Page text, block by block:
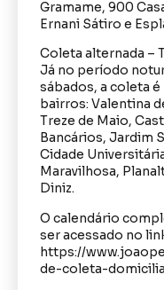
Gramame, 900
Ernani Sátiro e
Coleta alternada –
Já no período
sábados, a coleta
bairros: Valentina
Treze de Maio,
Bancários, Jardim
Cidade
Maravilhosa,
Diniz.
O calendário
ser acessado no
https://
de-coleta-